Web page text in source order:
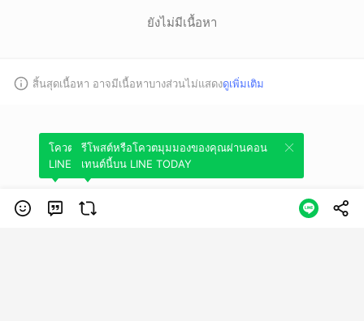
ยังไม่มีเนื้อหา
สิ้นสุดเนื้อหา อาจมีเนื้อหาบางส่วนไม่แสดงดูเพิ่มเติม
โควตมุมมองของคุณผ่านคอนเทนต์นี้บน
LINE TODAY
รีโพสต์หรือโควตมุมมองของคุณผ่านคอน
เทนต์นี้บน LINE TODAY